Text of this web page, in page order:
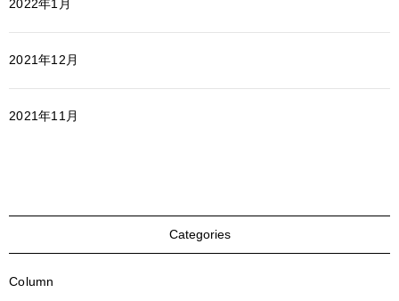
2022年1月
2021年12月
2021年11月
Categories
Column